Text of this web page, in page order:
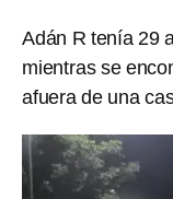
Adán R tenía 29
mientras se
afuera de una